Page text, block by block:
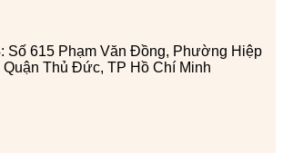
Số 615 Phạm Văn Đồng, Phường Hiệp
Quận Thủ Đức, TP Hồ Chí Minh